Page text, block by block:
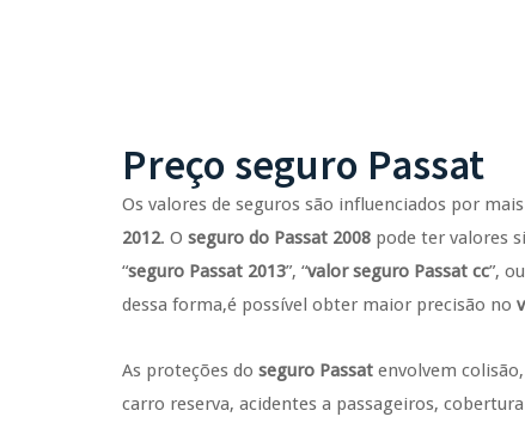
Preço seguro Passat
Os valores de seguros são influenciados por
2012. O seguro do Passat 2008 pode ter valores
“seguro Passat 2013”, “valor seguro Passat cc”,
dessa forma,é possível obter maior precisão no
As proteções do seguro Passat envolvem
carro reserva, acidentes a passageiros,